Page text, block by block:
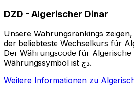
DZD - Algerischer Dinar
Unsere Währungsrankings
der beliebteste Wechselkurs für
Der Währungscode für Algerische
Währungssymbol ist دج.
Weitere Informationen zu